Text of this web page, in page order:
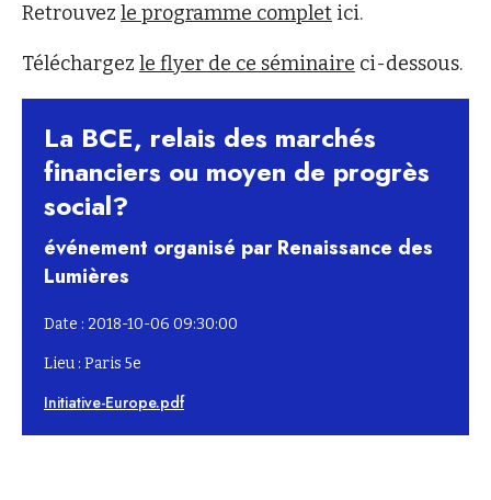
Retrouvez le programme complet ici.
Téléchargez le flyer de ce séminaire ci-dessous.
La BCE, relais des marchés
financiers ou moyen de progrès
social?
événement organisé par Renaissance des
Lumières
Date : 2018-10-06 09:30:00
Lieu : Paris 5e
Initiative-Europe.pdf